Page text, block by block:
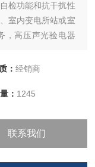
检功能和抗干扰性
室内变电所站或室
，高压声光验电器
： 经销商
： 1245
联系我们